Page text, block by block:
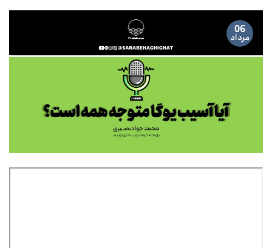
06
مرداد